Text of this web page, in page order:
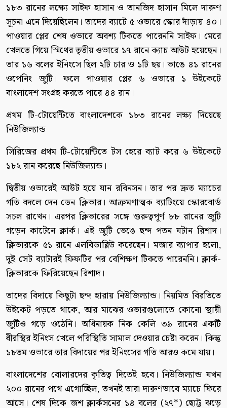
১৮৩ রানের লক্ষ্যে সাইফ হাসান ও তানজিদ হাসান মিলে দারুণ
সূচনা এনে দিয়েছিলেন। তাদের ব্যাটে ৫ ওভারে স্কোর দাঁড়ায় ৪০।
পাওয়ার প্লের শেষ ওভারে অবশ্য টিকতে পারেননি সাইফ। মেরে
খেলতে গিয়ে স্মিথের তৃতীয় ওভারে ১৭ রানে ক্যাচ আউট হয়েছেন।
তার ১৬ বলের ইনিংসে ছিল ২টি চার ও ১টি ছয়। ভাঙে ৪১ রানের
ওপেনিং জুটি। ফলে পাওয়ার প্লের ৬ ওভারে ১ উইকেটে
বাংলাদেশ সংগ্রহ করতে পারে ৪৪ রান।
প্রথম টি-টোয়েন্টিতে বাংলাদেশকে ১৮৩ রানের লক্ষ্য দিয়েছে
নিউজিল্যান্ড
সিরিজের প্রথম টি-টোয়েন্টিতে টস হেরে ব্যাট করে ৬ উইকেটে
১৮২ রান করেছে নিউজিল্যান্ড।
দ্বিতীয় ওভারেই আউট হয়ে যান রবিনসন। তার পর দ্রুত ম্যাচের
গতি বদলে দেন ডেন ক্লিভার। আক্রমণাত্মক ব্যাটিংয়ে স্কোরবোর্ড
সচল রাখেন। এরপর ক্লিভারের সঙ্গে গুরুত্বপূর্ণ ৮৮ রানের জুটি
গড়েন কাটেনে ক্লার্ক। এই জুটি ভেঙে ছন্দ পতন ঘটান রিশাদ।
ক্লিভারকে ৫১ রানে এলবিডাব্লিউ করেছেন। মজার ব্যাপার হলো,
দুই সেট ব্যাটারই ফিফটির পর বেশিক্ষণ টিকতে পারেননি। ক্লার্ক-
ক্লিভারকে ফিরিয়েছেন রিশাদ।
তাদের বিদায়ে কিছুটা ছন্দ হারায় নিউজিল্যান্ড। নিয়মিত বিরতিতে
উইকেট পড়তে থাকে, আর মাঝের ওভারগুলোতে কোনো স্থায়ী
জুটিও গড়ে ওঠেনি। অধিনায়ক নিক কেলি ৩৯ রানের একটি
ধীরস্থির ইনিংস খেলে পরিস্থিতি সামাল দেওয়ার চেষ্টা করেন। কিন্তু
১৮তম ওভারে তার বিদায়ের পর ইনিংসের গতি আরও কমে যায়।
বাংলাদেশের বোলারদের কৃতিত্ব দিতেই হবে। নিউজিল্যান্ড যখন
২০০ রানের পথে এগোচ্ছিল, তখনই তারা দারুণভাবে ম্যাচে ফিরে
আসে। শেষ দিকে জশ ক্লার্কসনের ১৪ বলের (২৭*) ছোট্ট ঝড়ে